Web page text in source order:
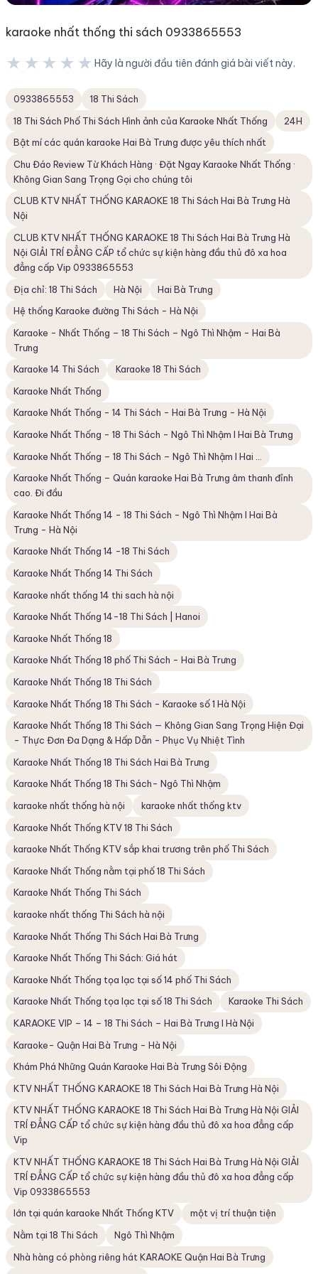
karaoke nhất thống thi sách 0933865553
★★★★★ Hãy là người đầu tiên đánh giá bài viết này.
0933865553
18 Thi Sách
18 Thi Sách Phố Thi Sách Hình ảnh của Karaoke Nhất Thống
24H
Bật mí các quán karaoke Hai Bà Trưng được yêu thích nhất
Chu Đáo ‎Review Từ Khách Hàng · ‎Đặt Ngay Karaoke Nhất Thống ·
‎Không Gian Sang Trọng Gọi cho chúng tôi
CLUB KTV NHẤT THỐNG KARAOKE 18 Thi Sách Hai Bà Trưng Hà
Nội
CLUB KTV NHẤT THỐNG KARAOKE 18 Thi Sách Hai Bà Trưng Hà
Nội GIẢI TRÍ ĐẲNG CẤP tổ chức sự kiện hàng đầu thủ đô xa hoa
đẳng cấp Vip 0933865553
Địa chỉ: 18 Thi Sách
Hà Nội
Hai Bà Trưng
Hệ thống Karaoke đường Thi Sách - Hà Nội
Karaoke - Nhất Thống – 18 Thi Sách – Ngô Thì Nhậm - Hai Bà
Trưng
Karaoke 14 Thi Sách
Karaoke 18 Thi Sách
Karaoke Nhất Thống
Karaoke Nhất Thống - 14 Thi Sách - Hai Bà Trưng - Hà Nội
Karaoke Nhất Thống - 18 Thi Sách - Ngô Thì Nhậm I Hai Bà Trưng
Karaoke Nhất Thống – 18 Thi Sách – Ngô Thì Nhậm I Hai ...
Karaoke Nhất Thống – Quán karaoke Hai Bà Trưng âm thanh đỉnh
cao. Đi đầu
Karaoke Nhất Thống 14 - 18 Thi Sách - Ngô Thì Nhậm I Hai Bà
Trưng - Hà Nội
Karaoke Nhất Thống 14 -18 Thi Sách
Karaoke Nhất Thống 14 Thi Sách
Karaoke nhất thống 14 thi sach hà nội
Karaoke Nhất Thống 14-18 Thi Sách | Hanoi
Karaoke Nhất Thống 18
Karaoke Nhất Thống 18 phố Thi Sách - Hai Bà Trưng
Karaoke Nhất Thống 18 Thi Sách
Karaoke Nhất Thống 18 Thi Sách - Karaoke số 1 Hà Nội
Karaoke Nhất Thống 18 Thi Sách — Không Gian Sang Trọng Hiện Đại
- Thực Đơn Đa Dạng & Hấp Dẫn - Phục Vụ Nhiệt Tình
Karaoke Nhất Thống 18 Thi Sách Hai Bà Trưng
Karaoke Nhất Thống 18 Thi Sách- Ngô Thì Nhậm
karaoke nhất thống hà nội
karaoke nhất thống ktv
Karaoke Nhất Thống KTV 18 Thi Sách
karaoke Nhất Thống KTV sắp khai trương trên phố Thi Sách
Karaoke Nhất Thống nằm tại phố 18 Thi Sách
Karaoke Nhất Thống Thi Sách
karaoke nhất thống Thi Sách hà nội
Karaoke Nhất Thống Thi Sách Hai Bà Trưng
Karaoke Nhất Thống Thi Sách: Giá hát
Karaoke Nhất Thống tọa lạc tại số 14 phố Thi Sách
Karaoke Nhất Thống tọa lạc tại số 18 Thi Sách
Karaoke Thi Sách
KARAOKE VIP – 14 – 18 Thi Sách – Hai Bà Trưng I Hà Nội
Karaoke- Quận Hai Bà Trưng - Hà Nội
Khám Phá Những Quán Karaoke Hai Bà Trưng Sôi Động
KTV NHẤT THỐNG KARAOKE 18 Thi Sách Hai Bà Trưng Hà Nội
KTV NHẤT THỐNG KARAOKE 18 Thi Sách Hai Bà Trưng Hà Nội GIẢI
TRÍ ĐẲNG CẤP tổ chức sự kiện hàng đầu thủ đô xa hoa đẳng cấp
Vip
KTV NHẤT THỐNG KARAOKE 18 Thi Sách Hai Bà Trưng Hà Nội GIẢI
TRÍ ĐẲNG CẤP tổ chức sự kiện hàng đầu thủ đô xa hoa đẳng cấp
Vip 0933865553
lớn tại quán karaoke Nhất Thống KTV
một vị trí thuận tiện
Nằm tại 18 Thi Sách
Ngô Thì Nhậm
Nhà hàng có phòng riêng hát KARAOKE Quận Hai Bà Trưng